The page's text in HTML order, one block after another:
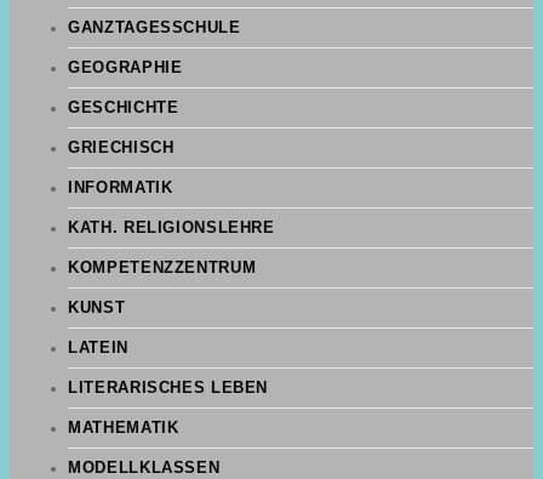
GANZTAGESSCHULE
GEOGRAPHIE
GESCHICHTE
GRIECHISCH
INFORMATIK
KATH. RELIGIONSLEHRE
KOMPETENZZENTRUM
KUNST
LATEIN
LITERARISCHES LEBEN
MATHEMATIK
MODELLKLASSEN